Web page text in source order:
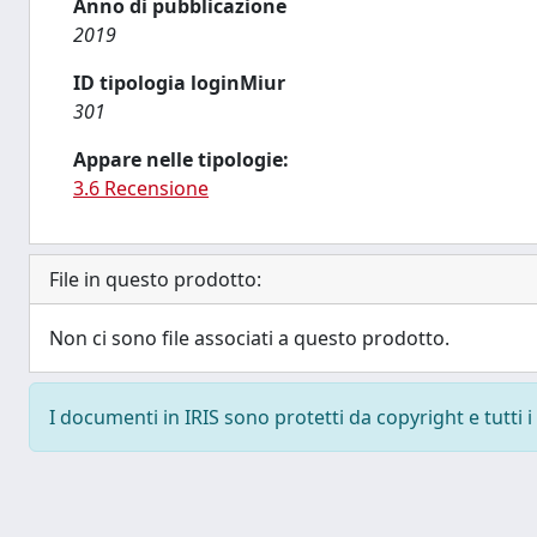
Anno di pubblicazione
2019
ID tipologia loginMiur
301
Appare nelle tipologie:
3.6 Recensione
File in questo prodotto:
Non ci sono file associati a questo prodotto.
I documenti in IRIS sono protetti da copyright e tutti